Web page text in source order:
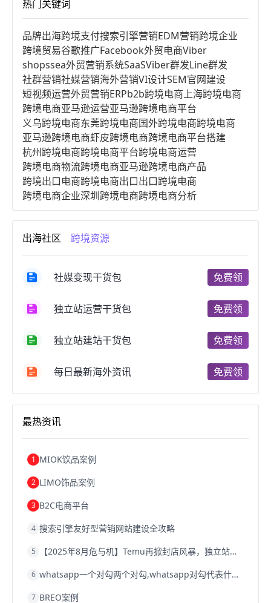
热门关键词
品牌出海跨境支付搜索引擎营销EDM营销跨境企业
跨境贸易谷歌推广Facebook外贸电商Viber
shopssea外贸营销系统SaaSViber群发Line群发
社群营销社媒营销海外营销VI设计SEM官网建设
短视频运营外贸营销ERPb2b跨境电商上海跨境电商
跨境电商亚马逊运营亚马逊跨境电商平台
义乌跨境电商东莞跨境电商国外跨境电商跨境电商
亚马逊跨境电商虾皮跨境电商跨境电商平台搭建
杭州跨境电商跨境电商平台跨境电商运营
跨境电商物流跨境电商亚马逊跨境电商产品
跨境出口电商跨境电商出口出口跨境电商
跨境电商企业深圳跨境电商跨境电商分析
进口跨境电商跨境电商服务广州跨境电商
跨境电商市场跨境电商创业跨境电商注册
跨境电商开店跨境电商营销
跨境电商商品个人跨境电商跨境电商案例
郑州跨境电商跨境电商趋势
跨境电商费用美国跨境电商
天津跨境电商东南亚跨境电商
跨境电商b2b阿里巴巴跨境电商
跨境电商关税
跨境电商建站
浙江跨境电商宁波跨境电商跨境电商的模式
跨境电商优势跨境电商的优势
出海社区 跨境资源
社媒变现干货包 免费领
独立站运营干货包 免费领
独立站建站干货包 免费领
每日最新海外资讯 免费领
最热资讯
1 MIOK饮品案例
2 LIMO饰品案例
3 B2C电商平台
4 搜索引擎友好型营销网站建设全攻略
5 【2025年8月危与机】Temu再掀封店风暴，独立站才是跨境卖家的避险通道
6 whatsapp一个对勾两个对勾,whatsapp对勾代表什么意思
7 BREO案例